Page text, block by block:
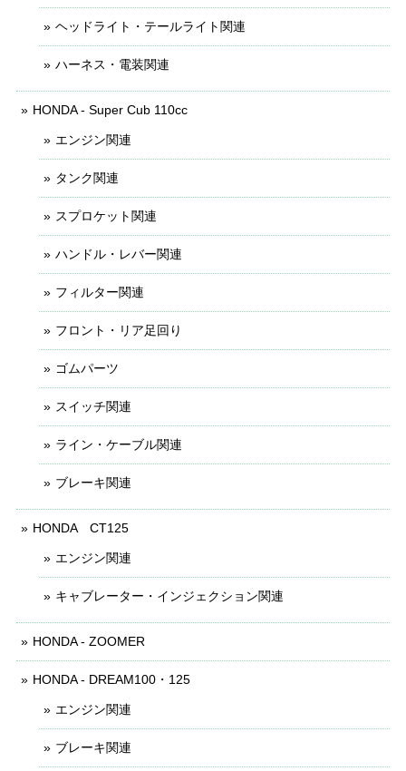
ヘッドライト・テールライト関連
ハーネス・電装関連
HONDA - Super Cub 110cc
エンジン関連
タンク関連
スプロケット関連
ハンドル・レバー関連
フィルター関連
フロント・リア足回り
ゴムパーツ
スイッチ関連
ライン・ケーブル関連
ブレーキ関連
HONDA CT125
エンジン関連
キャブレーター・インジェクション関連
HONDA - ZOOMER
HONDA - DREAM100・125
エンジン関連
ブレーキ関連